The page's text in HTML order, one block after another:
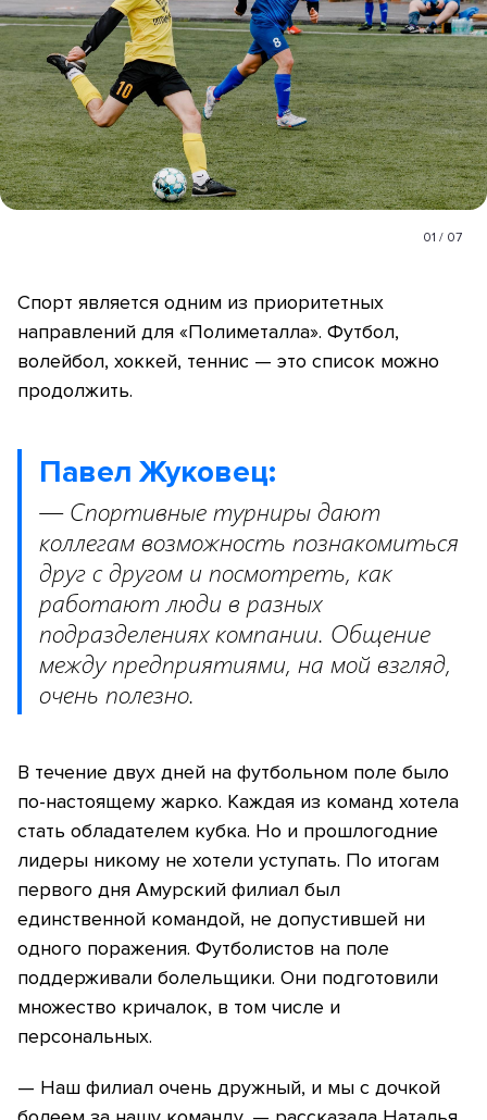
01 / 07
Спорт является одним из приоритетных
направлений для «Полиметалла». Футбол,
волейбол, хоккей, теннис — это список можно
продолжить.
Павел Жуковец:
— Спортивные турниры дают
коллегам возможность познакомиться
друг с другом и посмотреть, как
работают люди в разных
подразделениях компании. Общение
между предприятиями, на мой взгляд,
очень полезно.
В течение двух дней на футбольном поле было
по-настоящему жарко. Каждая из команд хотела
стать обладателем кубка. Но и прошлогодние
лидеры никому не хотели уступать. По итогам
первого дня Амурский филиал был
единственной командой, не допустившей ни
одного поражения. Футболистов на поле
поддерживали болельщики. Они подготовили
множество кричалок, в том числе и
персональных.
— Наш филиал очень дружный, и мы с дочкой